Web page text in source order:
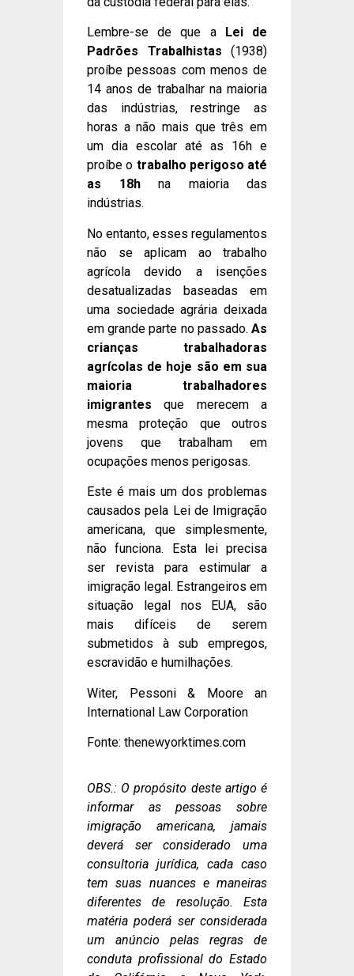
Lembre-se de que a
Lei de
Padrões Trabalhistas (1938)
proíbe pessoas com menos de
14 anos de trabalhar na maioria
das indústrias, restringe as
horas a não mais que três em
um dia escolar até as 16h e
proíbe o trabalho perigoso até
as 18hna maioria das
indústrias.
No entanto, esses regulamentos
não se aplicam ao trabalho
agrícola devido a isenções
desatualizadas baseadas em
uma sociedade agrária deixada
em grande parte no passado. As
crianças trabalhadoras
agrícolas de hoje são em sua
maioria trabalhadores
imigrantes que merecem a
mesma proteção que outros
jovens que trabalham em
ocupações menos perigosas.
Este é mais um dos problemas
causados pela Lei de Imigração
americana, que simplesmente,
não funciona. Esta lei precisa
ser revista para estimular a
imigração legal. Estrangeiros em
situação legal nos EUA, são
mais difíceis de serem
submetidos à sub empregos,
escravidão e humilhações.
Witer, Pessoni & Moore an
International Law Corporation
Fonte: thenewyorktimes.com
OBS.: O propósito deste artigo é
informar as pessoas sobre
imigração americana, jamais
deverá ser considerado uma
consultoria jurídica, cada caso
tem suas nuances e maneiras
diferentes de resolução. Esta
matéria poderá ser considerada
um anúncio pelas regras de
conduta profissional do Estado